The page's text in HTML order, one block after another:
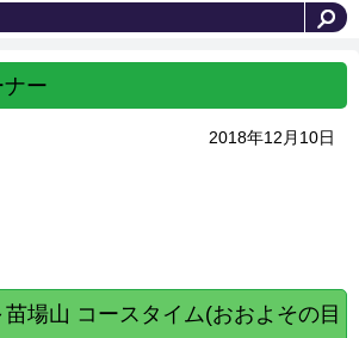
ー
2018年12月10日
場山 コースタイム(おおよその目